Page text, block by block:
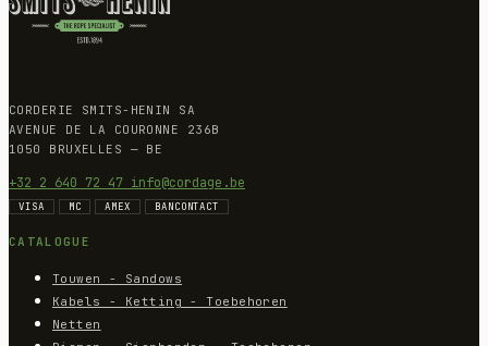
CORDERIE SMITS-HENIN SA
AVENUE DE LA COURONNE 236B
1050 BRUXELLES — BE
+32 2 640 72 47 info@cordage.be
VISA MC AMEX BANCONTACT
CATALOGUE
Touwen - Sandows
Kabels - Ketting - Toebehoren
Netten